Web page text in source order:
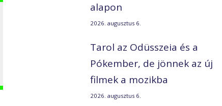
alapon
2026. augusztus 6.
Tarol az Odüsszeia és a
Pókember, de jönnek az új
filmek a mozikba
2026. augusztus 6.